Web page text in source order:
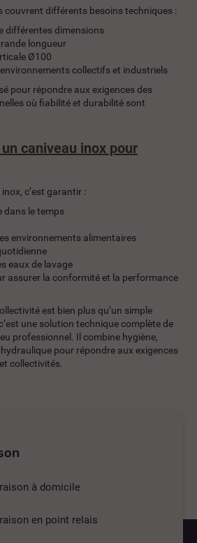
couvrent différents besoins techniques :
différentes dimensions
longueur
Ø100
collectifs et industriels
pour répondre aux exigences des
où fiabilité et durabilité sont
caniveau inox pour
c’est garantir :
dans le temps
environnements alimentaires
eaux de lavage
assurer la conformité et la performance
est bien plus qu’un simple
une solution technique complète de
professionnel. Il combine hygiène,
pour répondre aux exigences
collectivités.
à domicile
en point relais